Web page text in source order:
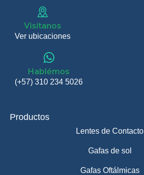
Visítanos
Ver ubicaciones
Hablémos
(+57) 310 234 5026
Productos
Lentes de Contacto
Gafas de sol
Gafas Oftálmicas